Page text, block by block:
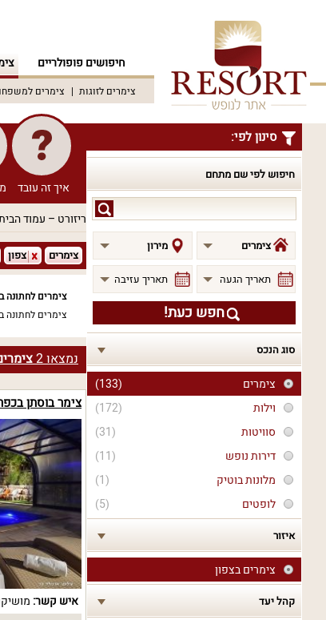
חיפושים פופולריים
צימרים לזוגות צימרים
סינון לפי:
חיפוש לפי שם מתחם
לפי
שם
מתחם
צימרים מירון
תאריך הגעה תאריך עזיבה
חפש כעת!
סוג הנכס
(133)
צימרים
(172)
וילות
(31)
סוויטות
(11)
דירות נופש
(1)
מלונות בוטיק
(5)
לופטים
איזור
צימרים בצפון
קהל יעד
איך זה עובד
ריזורט – עמוד
צימרים צפון
צימרים לחתונה
צימרים
נמצאו2
צימר בוסתן
איש קשר: